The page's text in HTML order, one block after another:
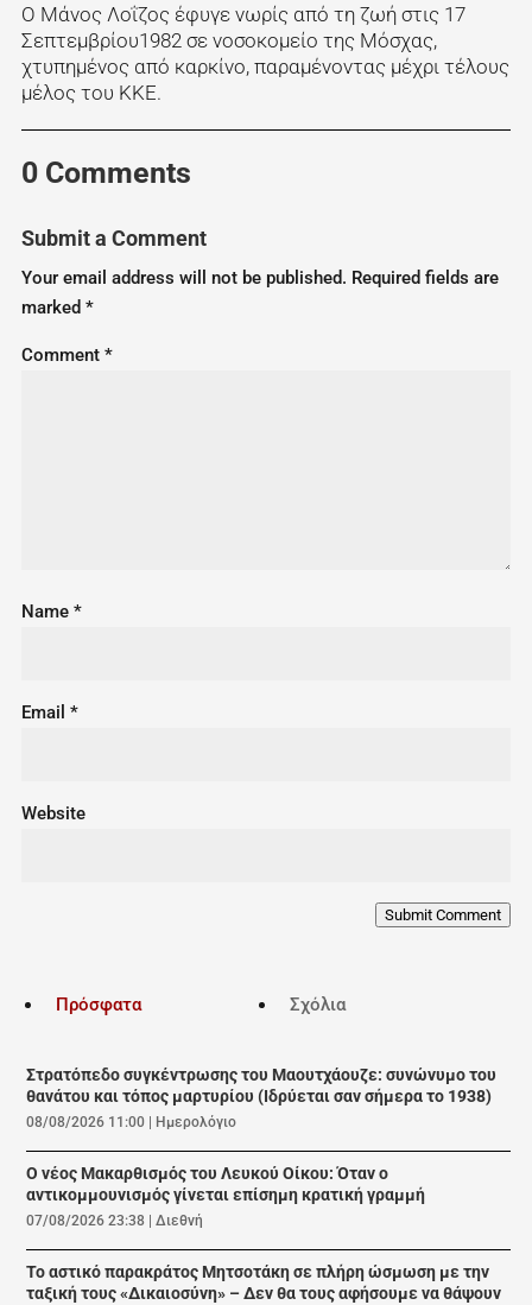
Ο Μάνος Λοΐζος έφυγε νωρίς από τη ζωή στις 17
Σεπτεμβρίου1982 σε νοσοκομείο της Μόσχας,
χτυπημένος από καρκίνο, παραμένοντας μέχρι τέλους
μέλος του ΚΚΕ.
0 Comments
Submit a Comment
Your email address will not be published. Required fields are
marked *
Comment *
Name *
Email *
Website
Submit Comment
Πρόσφατα Σχόλια
Στρατόπεδο συγκέντρωσης του Μαουτχάουζε: συνώνυμο του
θανάτου και τόπος μαρτυρίου (Ιδρύεται σαν σήμερα το 1938)
08/08/2026 11:00 | Ημερολόγιο
Ο νέος Μακαρθισμός του Λευκού Οίκου: Όταν ο
αντικομμουνισμός γίνεται επίσημη κρατική γραμμή
07/08/2026 23:38 |Διεθνή
Το αστικό παρακράτος Μητσοτάκη σε πλήρη ώσμωση με την
ταξική τους «Δικαιοσύνη» – Δεν θα τους αφήσουμε να θάψουν